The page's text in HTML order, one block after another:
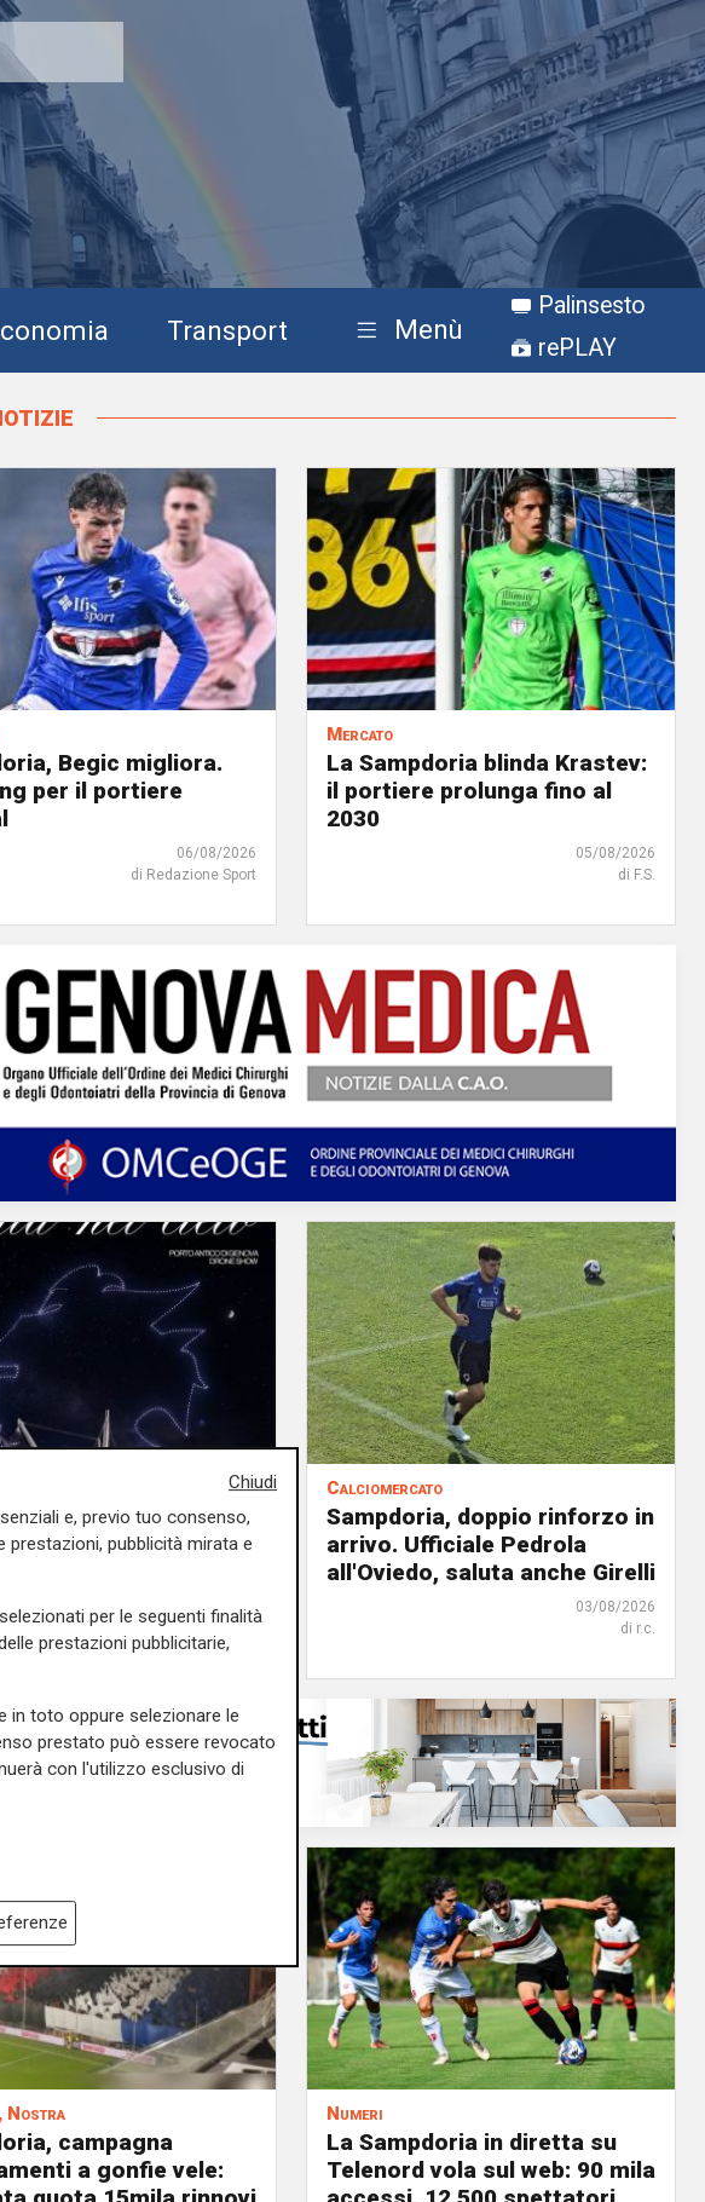
Transport Menù
Palinsesto
rePLAY
Begic migliora.
per il portiere
06/08/2026
di Redazione Sport
Mercato
La Sampdoria blinda Krastev:
il portiere prolunga fino al
2030
05/08/2026
di F.S.
di Sampdoria, il 12
spettacolo al Porto
450 droni
04/08/2026
di Filippo Serio
Calciomercato
Sampdoria, doppio rinforzo in
arrivo. Ufficiale Pedrola
all'Oviedo, saluta anche Girelli
03/08/2026
di r.c.
Nostra
campagna
a gonfie vele:
Numeri
La Sampdoria in diretta su
Telenord vola sul web: 90 mila
Chiudi
e, previo tuo consenso,
prestazioni, pubblicità mirata e
per le seguenti finalità
prestazioni pubblicitarie,
in toto oppure selezionare le
prestato può essere revocato
con l'utilizzo esclusivo di